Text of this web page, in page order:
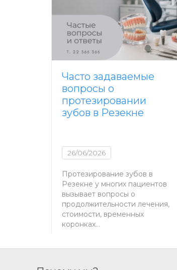
Часто задаваемые
вопросы о
протезировании
зубов в Резекне
26/06/2026
Протезирование зубов в
Резекне у многих пациентов
вызывает вопросы о
продолжительности лечения,
стоимости, временных
коронках…